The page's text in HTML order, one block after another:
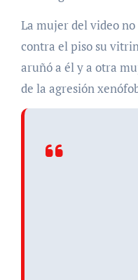
La mujer del video
contra el piso su
aruñó a él y a otra
de la agresión